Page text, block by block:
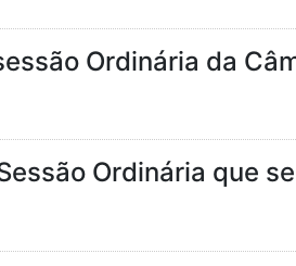
Ordinária da
Ordinária que